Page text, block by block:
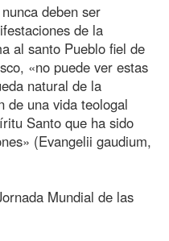
deben ser
de la
al santo Pueblo fiel de
«no puede ver estas
natural de la
de una vida teologal
Santo que ha sido
(Evangelii gaudium,
Mundial de las